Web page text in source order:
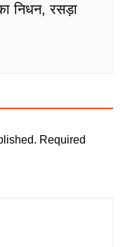
निधन, रसड़ा
Required